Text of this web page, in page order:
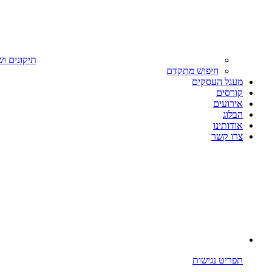
תיקונים
חיפוש מתקדם
מעגל העסקים
קורסים
אירועים
הבלוג
אודותינו
צרו קשר
תפריט נגישות